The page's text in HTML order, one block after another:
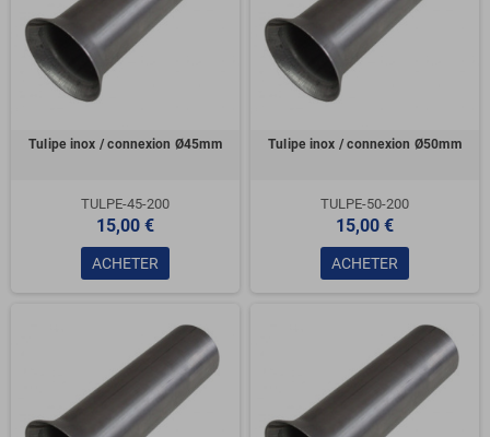
Tulipe inox / connexion Ø45mm
TULPE-45-200
15,00 €
ACHETER
Tulipe inox / connexion Ø50mm
TULPE-50-200
15,00 €
ACHETER